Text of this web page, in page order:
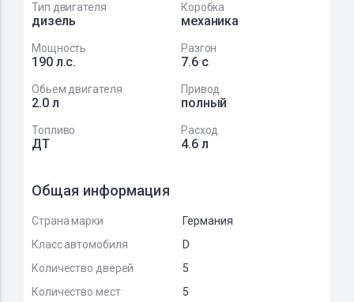
Тип двигателя
дизель
Коробка
механика
Мощность
190 л.с.
Разгон
7.6 с
Обьем двигателя
2.0 л
Привод
полный
Топливо
ДТ
Расход
4.6 л
Общая информация
Страна марки
Германия
Класс автомобиля
D
Количество дверей
5
Количество мест
5